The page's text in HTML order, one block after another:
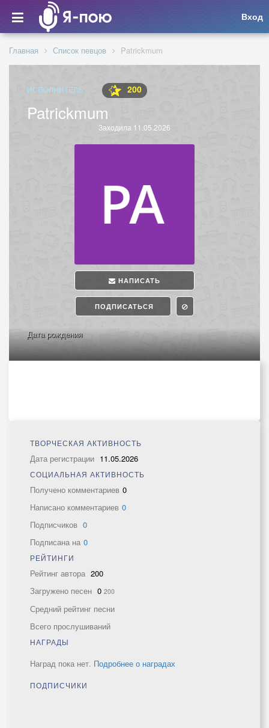
Вход
Главная Список певцов Patrickmum
ИСПОЛНИТЕЛЬ 200
Patrickmum
Заходила 11.05.2026
НАПИСАТЬ
ПОДПИСАТЬСЯ
Дата рождения
ТВОРЧЕСКАЯ АКТИВНОСТЬ
Дата регистрации 11.05.2026
СОЦИАЛЬНАЯ АКТИВНОСТЬ
Получено комментариев 0
Написано комментариев 0
Подписчиков 0
Подписана на 0
РЕЙТИНГИ
Рейтинг автора 200
Загружено песен 0 200
Средний рейтинг песни
Всего прослушиваний
НАГРАДЫ
Наград пока нет. Подробнее о наградах
ПОДПИСЧИКИ